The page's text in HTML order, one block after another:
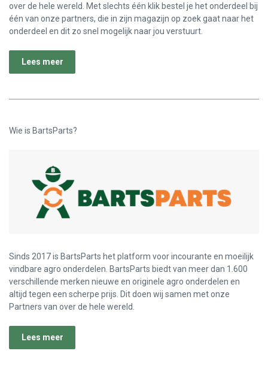
over de hele wereld. Met slechts één klik bestel je het onderdeel bij
één van onze partners, die in zijn magazijn op zoek gaat naar het
onderdeel en dit zo snel mogelijk naar jou verstuurt.
Lees meer
Wie is BartsParts?
Sinds 2017 is BartsParts het platform voor incourante en moeilijk
vindbare agro onderdelen. BartsParts biedt van meer dan 1.600
verschillende merken nieuwe en originele agro onderdelen en
altijd tegen een scherpe prijs. Dit doen wij samen met onze
Partners van over de hele wereld.
Lees meer